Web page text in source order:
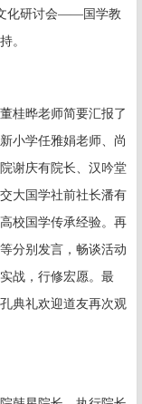
化研讨会——国学教
。
桂晔老师简要汇报了
小学任雅娟老师、尚
谢庆有院长、汉吟堂
大国学社前社长潘有
校国学传承经验。再
分别发言，畅谈活动
战，行修宏愿。最
典礼欢迎道友再次观